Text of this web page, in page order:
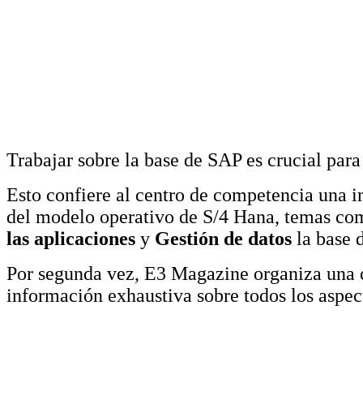
Trabajar sobre la base de SAP es crucial
Esto confiere al centro de competencia una
del modelo operativo de S/4 Hana, temas
las aplicaciones y Gestión de datos la base
Por segunda vez, E3 Magazine organiza
información exhaustiva sobre todos los